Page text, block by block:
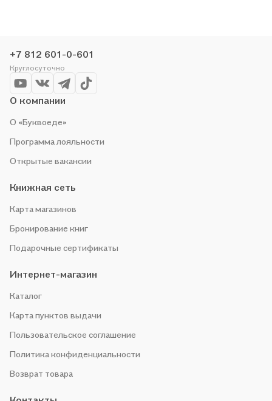
приятной цене. Например, организуем конкурсы и проводим
акции. Оставайтесь с нами, чтобы не упустить выгоду!
+7 812 601-0-601
Круглосуточно
О компании
О «Буквоеде»
Программа лояльности
Открытые вакансии
Книжная сеть
Карта магазинов
Бронирование книг
Подарочные сертификаты
Интернет-магазин
Каталог
Карта пунктов выдачи
Пользовательское соглашение
Политика конфиденциальности
Возврат товара